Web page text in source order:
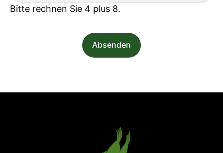
Bitte rechnen Sie 4 plus 8.
Absenden